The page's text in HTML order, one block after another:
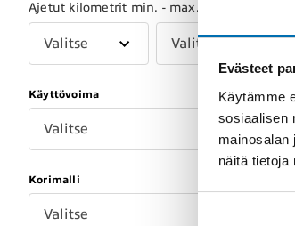
Evästeet
Käytämme
sosiaalisen
näitä tietoja
Ajetut kilometrit min. - max.
Valitse Valitse
Käyttövoima
Valitse
Korimalli
Valitse